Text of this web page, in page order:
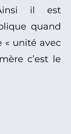
il est
quand
« unité avec
c’est le